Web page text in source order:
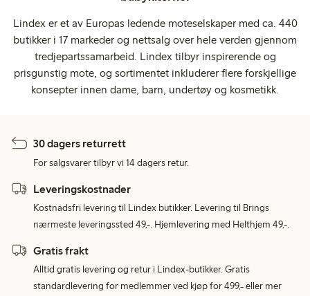
Lindex er et av Europas ledende moteselskaper med ca. 440
butikker i 17 markeder og nettsalg over hele verden gjennom
tredjepartssamarbeid. Lindex tilbyr inspirerende og
prisgunstig mote, og sortimentet inkluderer flere forskjellige
konsepter innen dame, barn, undertøy og kosmetikk.
30 dagers returrett
For salgsvarer tilbyr vi 14 dagers retur.
Leveringskostnader
Kostnadsfri levering til Lindex butikker. Levering til Brings
nærmeste leveringssted 49,-. Hjemlevering med Helthjem 49,-.
Gratis frakt
Alltid gratis levering og retur i Lindex-butikker. Gratis
standardlevering for medlemmer ved kjøp for 499,- eller mer